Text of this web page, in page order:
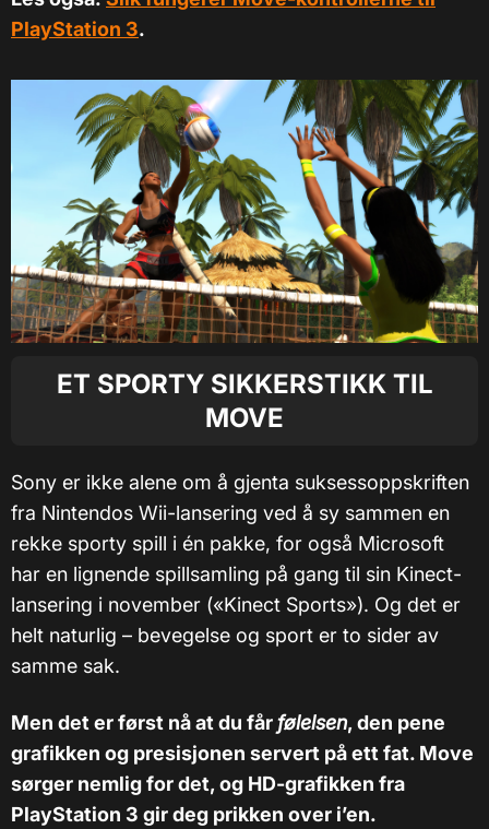
PlayStation 3.
ET SPORTY SIKKERSTIKK TIL
MOVE
Sony er ikke alene om å gjenta suksessoppskriften
fra Nintendos Wii-lansering ved å sy sammen en
rekke sporty spill i én pakke, for også Microsoft
har en lignende spillsamling på gang til sin Kinect-
lansering i november («Kinect Sports»). Og det er
helt naturlig – bevegelse og sport er to sider av
samme sak.
Men det er først nå at du fårfølelsen, den pene
grafikken og presisjonen servert på ett fat. Move
sørger nemlig for det, og HD-grafikken fra
PlayStation 3 gir deg prikken over i’en.